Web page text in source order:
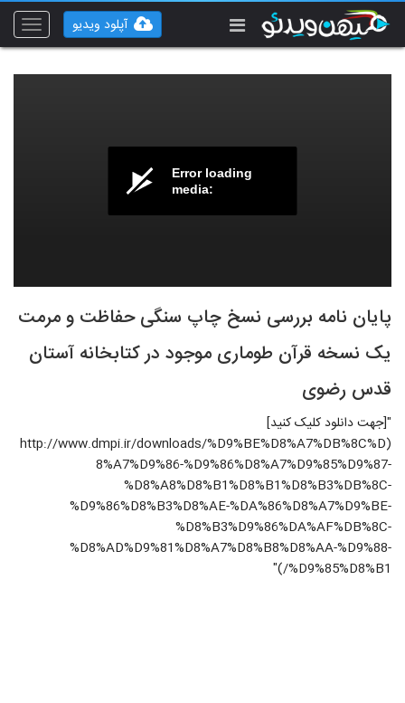
Toggle
آپلود ویدیو
Error loading
media:
پایان نامه بررسی نسخ چاپ سنگی حفاظت و مرمت
یک نسخه قرآن طوماری موجود در کتابخانه آستان
قدس رضوی
"[جهت دانلود کلیک کنید]
(http://www.dmpi.ir/downloads/%D9%BE%D8%A7%DB%8C%D
8%A7%D9%86-%D9%86%D8%A7%D9%85%D9%87-
%D8%A8%D8%B1%D8%B1%D8%B3%DB%8C-
%D9%86%D8%B3%D8%AE-%DA%86%D8%A7%D9%BE-
%D8%B3%D9%86%DA%AF%DB%8C-
%D8%AD%D9%81%D8%A7%D8%B8%D8%AA-%D9%88-
%D9%85%D8%B1/)"